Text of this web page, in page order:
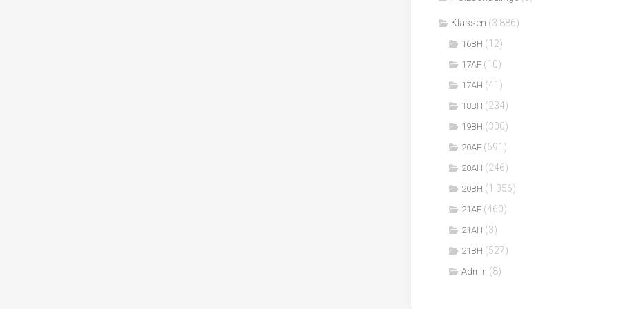
Klassen (3.886)
16BH (12)
17AF (10)
17AH (41)
18BH (234)
19BH (300)
20AF (691)
20AH (246)
20BH (1.356)
21AF (460)
21AH (3)
21BH (527)
Admin (8)